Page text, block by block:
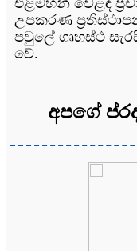
එළිමහන් වෙළඳ
උපකරණ
පවුලේ ගෘහස්ථ
වේ.
අපගේ